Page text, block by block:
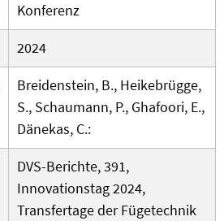
Konferenz
2024
Breidenstein, B., Heikebrügge,
S., Schaumann, P., Ghafoori, E.,
Dänekas, C.:
DVS-Berichte, 391,
Innovationstag 2024,
Transfertage der Fügetechnik